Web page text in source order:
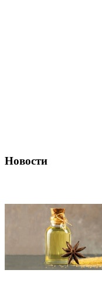
Новости